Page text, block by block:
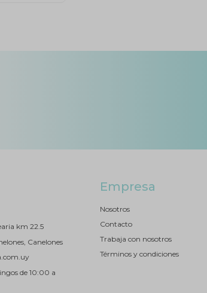
km 22.5
Canelones
de 10:00 a
Empresa
Nosotros
Contacto
Trabaja con nosotros
Términos y condiciones